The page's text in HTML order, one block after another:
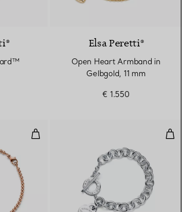
Elsa Peretti®
Open Heart Armband in
Gelbgold, 11 mm
€ 1.550
Kugelarmband mit Mini-